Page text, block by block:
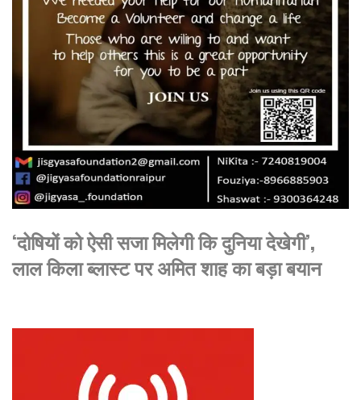
‘दोषियों को ऐसी सजा मिलेगी कि दुनिया देखेगी’,
लाल किला ब्लास्ट पर अमित शाह का बड़ा बयान